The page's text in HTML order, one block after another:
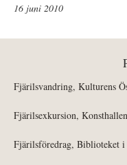
16 juni 2010
Fjärilsvandring, Kulturens
Fjärilsexkursion,
Fjärilsföredrag, Biblioteket